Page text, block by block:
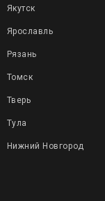
Якутск
Ярославль
Рязань
Томск
Тверь
Тула
Нижний Новгород